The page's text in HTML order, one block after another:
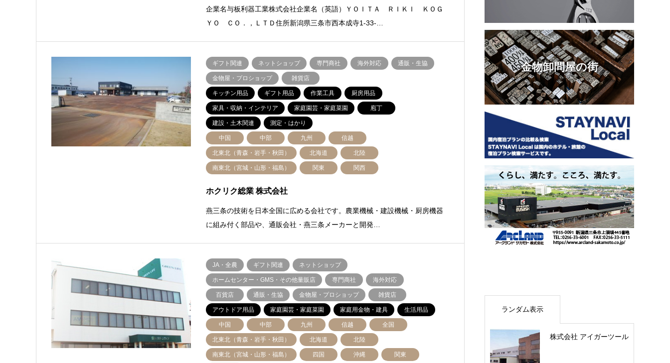
企業名与板利器工業株式会社企業名（英語）ＹＯＩＴＡ ＲＩＫＩ ＫＯＧ
ＹＯ ＣＯ．，ＬＴＤ住所新潟県三条市西本成寺1-33-…
ギフト関連 ネットショップ 専門商社 海外対応 通販・生協
金物屋・プロショップ 雑貨店
キッチン用品 ギフト用品 作業工具 厨房用品
家具・収納・インテリア 家庭園芸・家庭菜園 庖丁
建設・土木関連 測定・はかり
中国 中部 九州 信越
北東北（青森・岩手・秋田） 北海道 北陸
南東北（宮城・山形・福島） 関東 関西
ホクリク総業 株式会社
燕三条の技術を日本全国に広める会社です。農業機械・建設機械・厨房機器
に組み付く部品や、通販会社・燕三条メーカーと開発…
JA・全農 ギフト関連 ネットショップ
ホームセンター・GMS・その他量販店 専門商社 海外対応
百貨店 通販・生協 金物屋・プロショップ 雑貨店
アウトドア用品 家庭園芸・家庭菜園 家庭用金物・建具 生活用品
中国 中部 九州 信越 全国
北東北（青森・岩手・秋田） 北海道 北陸
南東北（宮城・山形・福島） 四国 沖縄 関東
金物卸問屋の街
ランダム表示
株式会社 アイガーツール